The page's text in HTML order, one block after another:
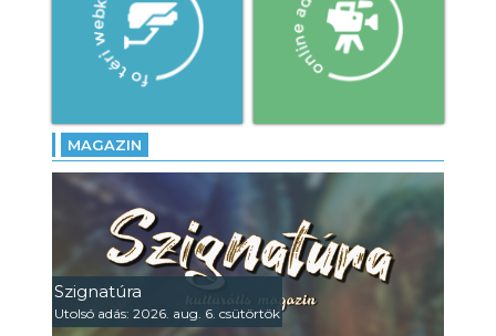
MAGAZIN
Szignatúra
Utolsó adás: 2026. aug. 6. csütörtök